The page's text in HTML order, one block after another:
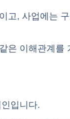
고, 사업에는
은 이해관계를
입니다.